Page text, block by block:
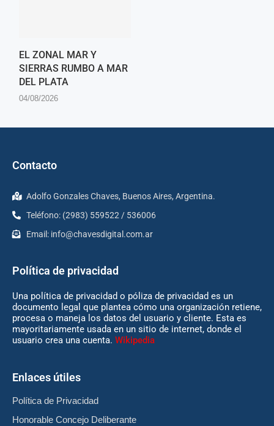
EL ZONAL MAR Y
SIERRAS RUMBO A MAR
DEL PLATA
04/08/2026
Contacto
Adolfo Gonzales Chaves, Buenos Aires, Argentina.
Teléfono: (2983) 559522 / 536006
Email: info@chavesdigital.com.ar
Política de privacidad
Una política de privacidad o póliza de privacidad es un
documento legal que plantea cómo una organización retiene,
procesa o maneja los datos del usuario y cliente. Esta es
mayoritariamente usada en un sitio de internet, donde el
usuario crea una cuenta. Wikipedia
Enlaces útiles
Política de Privacidad
Honorable Concejo Deliberante